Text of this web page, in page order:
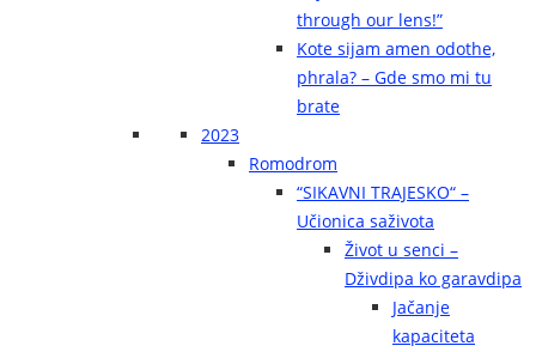
through our lens!”
Kote sijam amen odothe,
phrala? – Gde smo mi tu
brate
2023
Romodrom
“SIKAVNI TRAJESKO“ –
Učionica saživota
Život u senci –
Dživdipa ko garavdipa
Jačanje
kapaciteta